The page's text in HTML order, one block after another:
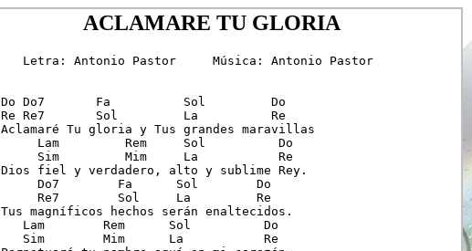
ACLAMARE TU GLORIA
   Letra: Antonio Pastor     Música: Antonio Pastor
Do Do7       Fa          Sol         Do
Re Re7       Sol         La          Re
Aclamaré Tu gloria y Tus grandes maravillas
     Lam         Rem     Sol          Do
     Sim         Mim     La           Re
Dios fiel y verdadero, alto y sublime Rey.
     Do7        Fa      Sol        Do
     Re7        Sol     La         Re
Tus magníficos hechos serán enaltecidos.
   Lam        Rem      Sol          Do
   Sim        Mim      La           Re